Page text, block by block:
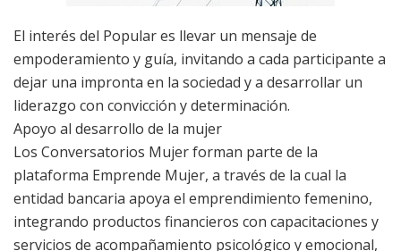
El interés del Popular es llevar un mensaje de
empoderamiento y guía, invitando a cada participante a
dejar una impronta en la sociedad y a desarrollar un
liderazgo con convicción y determinación.
Apoyo al desarrollo de la mujer
Los Conversatorios Mujer forman parte de la
plataforma Emprende Mujer, a través de la cual la
entidad bancaria apoya el emprendimiento femenino,
integrando productos financieros con capacitaciones y
servicios de acompañamiento psicológico y emocional,